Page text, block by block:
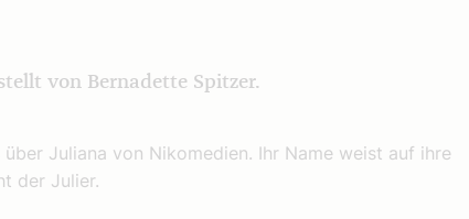
von Bernadette Spitzer.
Juliana von Nikomedien. Ihr Name weist auf ihre
der Julier.